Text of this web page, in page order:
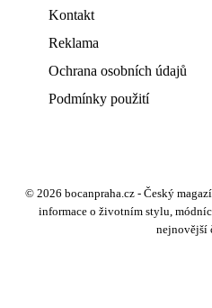
Kontakt
Reklama
Ochrana osobních údajů
Podmínky použití
© 2026 bocanpraha.cz - Český
informace o životním stylu,
nejnovější